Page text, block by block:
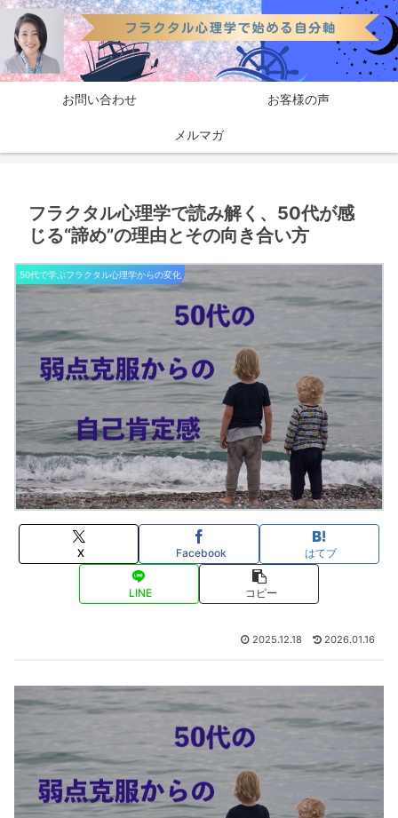
お問い合わせ お客様の声
メルマガ
フラクタル心理学で読み解く、50代が感
じる“諦め”の理由とその向き合い方
50代で学ぶフラクタル心理学からの変化
X Facebook はてブ
LINE コピー
2025.12.18 2026.01.16